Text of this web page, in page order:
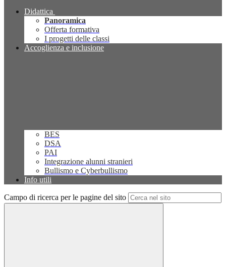
Didattica
Panoramica
Offerta formativa
I progetti delle classi
Accoglienza e inclusione
BES
DSA
PAI
Integrazione alunni stranieri
Bullismo e Cyberbullismo
Info utili
Campo di ricerca per le pagine del sito